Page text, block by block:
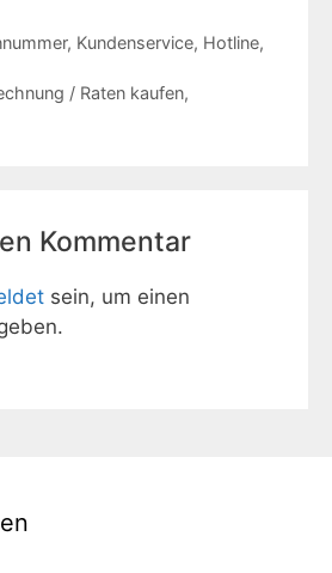
Kundenservice, Hotline,
/ Raten kaufen,
Kommentar
sein, um einen